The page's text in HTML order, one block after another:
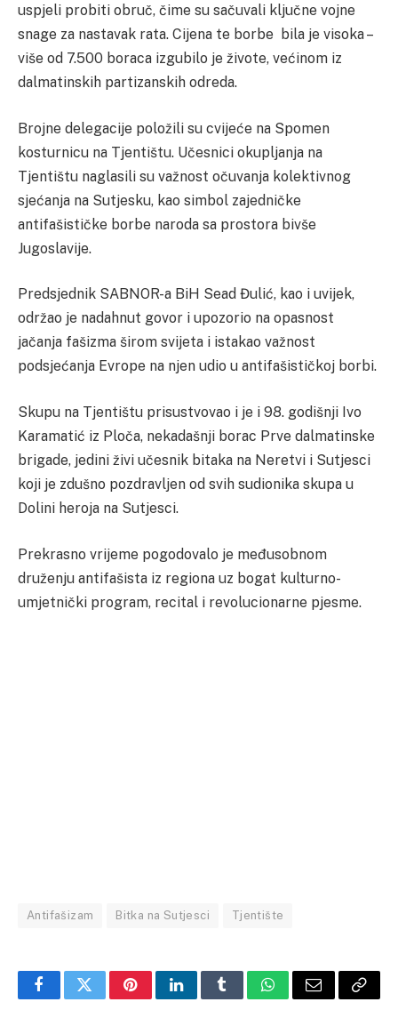
uspjeli probiti obruč, čime su sačuvali ključne vojne
snage za nastavak rata. Cijena te borbe bila je visoka –
više od 7.500 boraca izgubilo je živote, većinom iz
dalmatinskih partizanskih odreda.
Brojne delegacije položili su cvijeće na Spomen
kosturnicu na Tjentištu. Učesnici okupljanja na
Tjentištu naglasili su važnost očuvanja kolektivnog
sjećanja na Sutjesku, kao simbol zajedničke
antifašističke borbe naroda sa prostora bivše
Jugoslavije.
Predsjednik SABNOR-a BiH Sead Đulić, kao i uvijek,
održao je nadahnut govor i upozorio na opasnost
jačanja fašizma širom svijeta i istakao važnost
podsjećanja Evrope na njen udio u antifašističkoj borbi.
Skupu na Tjentištu prisustvovao i je i 98. godišnji Ivo
Karamatić iz Ploča, nekadašnji borac Prve dalmatinske
brigade, jedini živi učesnik bitaka na Neretvi i Sutjesci
koji je zdušno pozdravljen od svih sudionika skupa u
Dolini heroja na Sutjesci.
Prekrasno vrijeme pogodovalo je međusobnom
druženju antifašista iz regiona uz bogat kulturno-
umjetnički program, recital i revolucionarne pjesme.
Antifašizam Bitka na Sutjesci Tjentište
FacebookTwitterPinterestLinkedInTumblrWhatsApp
Email Copy